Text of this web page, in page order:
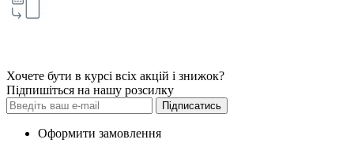
Хочете бути в курсі всіх акцій і знижок?
Підпишіться на нашу розсилку
Підписатись
Оформити замовлення